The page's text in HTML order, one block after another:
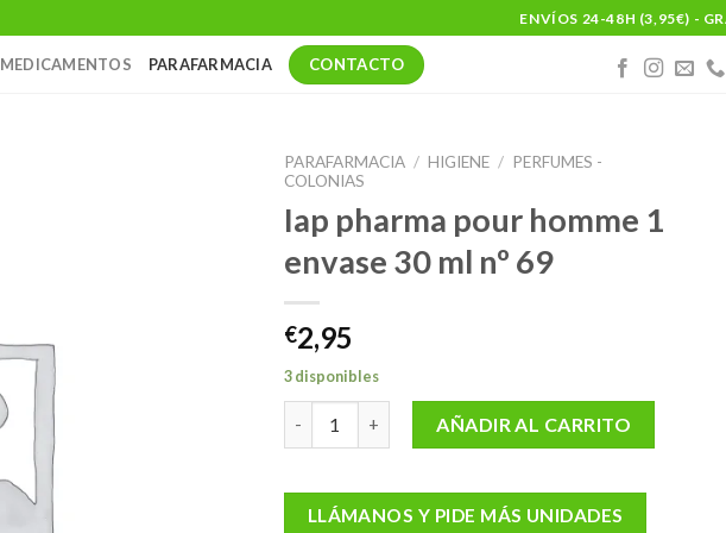
ENVÍOS 24-48H (3,95€) -
MEDICAMENTOS PARAFARMACIA CONTACTO
PARAFARMACIA / HIGIENE / PERFUMES -
COLONIAS
Iap pharma pour homme 1
envase 30 ml nº 69
€2,95
3 disponibles
Iap pharma pour homme 1 envase 30 ml nº 69 cantidad
AÑADIR AL CARRITO
LLÁMANOS Y PIDE MÁS UNIDADES